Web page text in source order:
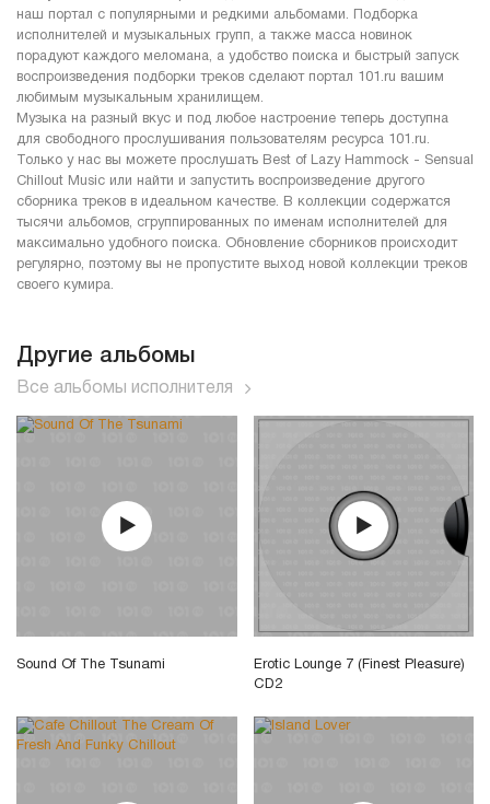
наш портал с популярными и редкими альбомами. Подборка
исполнителей и музыкальных групп, а также масса новинок
порадуют каждого меломана, а удобство поиска и быстрый запуск
воспроизведения подборки треков сделают портал 101.ru вашим
любимым музыкальным хранилищем.
Музыка на разный вкус и под любое настроение теперь доступна
для свободного прослушивания пользователям ресурса 101.ru.
Только у нас вы можете прослушать Best of Lazy Hammock - Sensual
Chillout Music или найти и запустить воспроизведение другого
сборника треков в идеальном качестве. В коллекции содержатся
тысячи альбомов, сгруппированных по именам исполнителей для
максимально удобного поиска. Обновление сборников происходит
регулярно, поэтому вы не пропустите выход новой коллекции треков
своего кумира.
Другие альбомы
Все альбомы исполнителя
Sound Of The Tsunami
Erotic Lounge 7 (Finest Pleasure)
CD2